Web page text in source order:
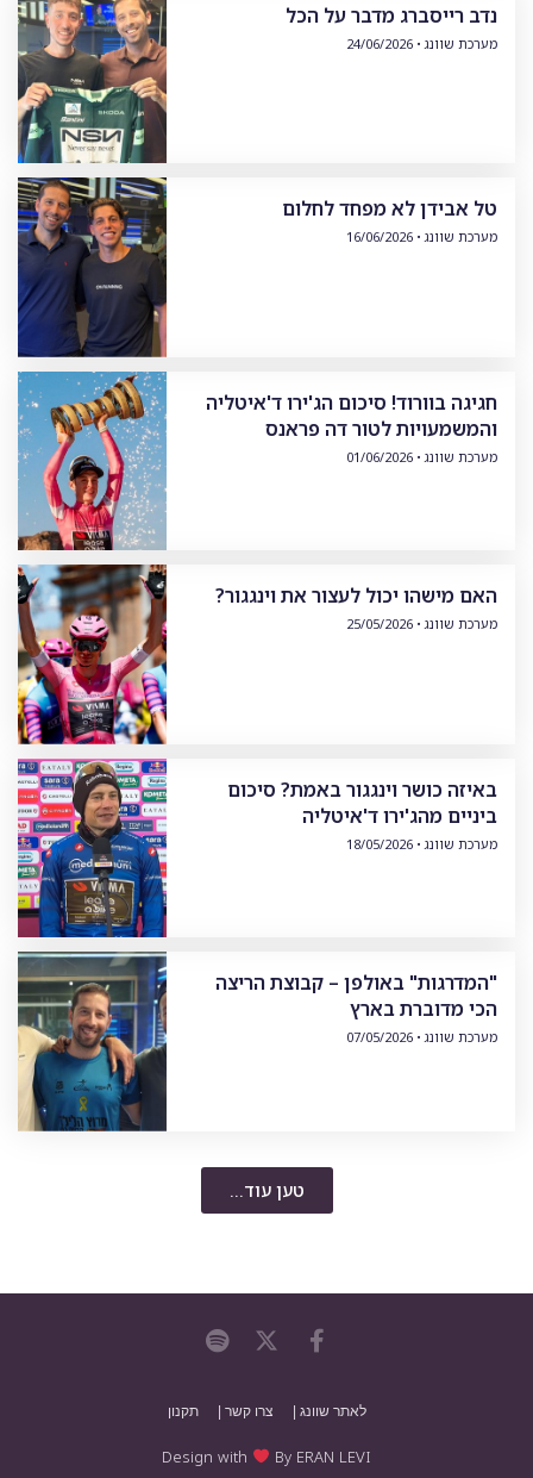
נדב רייסברג מדבר על הכל
מערכת שוונג
טל אבידן לא מפחד לחלום
מערכת שוונג
חגיגה בוורוד! סיכום הג'ירו ד'איטליה
והמשמעויות לטור דה פראנס
מערכת שוונג
האם מישהו יכול לעצור את וינגגור?
מערכת שוונג
באיזה כושר וינגגור באמת? סיכום
ביניים מהג'ירו ד'איטליה
מערכת שוונג
"המדרגות" באולפן – קבוצת הריצה
הכי מדוברת בארץ
מערכת שוונג
טען עוד...
לאתר שוונג | צרו קשר | תקנון
Design with By ERAN LEVI